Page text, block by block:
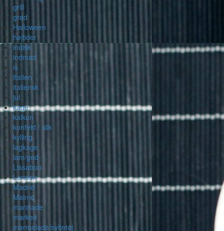
grill
grød
Halloween
højtider
indisk
indmad
is
Italien
italiensk
jul
kage
kalkun
konfekt / slik
kylling
lagkage
lam/ged
Lissabon
London
Madrid
Malmö
marinade
marked
marmelade/syltetøj